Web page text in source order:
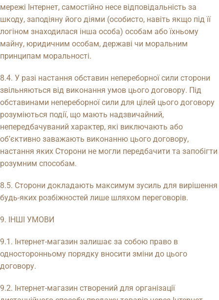
мережі Інтернет, самостійно несе відповідальність за
шкоду, заподіяну його діями (особисто, навіть якщо під її
логіном знаходилася інша особа) особам або їхньому
майну, юридичним особам, державі чи моральним
принципам моральності.
8.4. У разі настання обставин непереборної сили сторони
звільняються від виконання умов цього договору. Під
обставинами непереборної сили для цілей цього договору
розуміються події, що мають надзвичайний,
непередбачуваний характер, які виключають або
об’єктивно заважають виконанню цього договору,
настання яких Сторони не могли передбачити та запобігти
розумним способам.
8.5. Сторони докладають максимум зусиль для вирішення
будь-яких розбіжностей лише шляхом переговорів.
9. ІНШІ УМОВИ
9.1. Інтернет-магазин залишає за собою право в
односторонньому порядку вносити зміни до цього
договору.
9.2. Інтернет-магазин створений для організації